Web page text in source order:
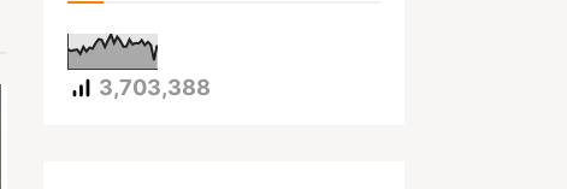
3,703,388